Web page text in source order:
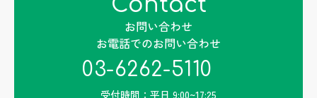
お問い合わせ
お電話でのお問い合わせ
03-6262-5110
受付時間：平日 9:00~17:25